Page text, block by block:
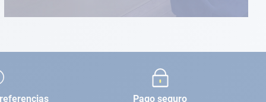
Pago seguro